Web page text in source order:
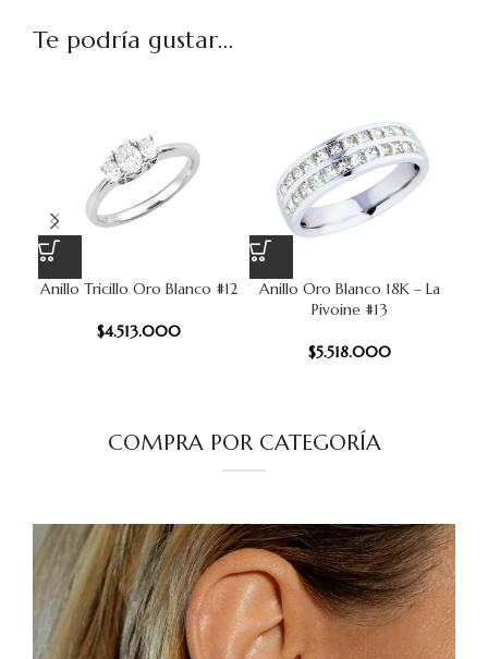
Te podría gustar...
Anillo Tricillo Oro Blanco #12
$4.513.000
Anillo Oro Blanco 18K – La
Pivoine #13
$5.518.000
COMPRA POR CATEGORÍA